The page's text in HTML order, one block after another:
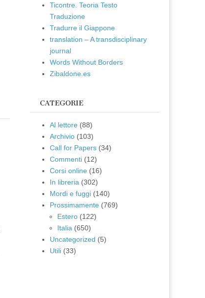
Ticontre. Teoria Testo
Traduzione
Tradurre il Giappone
translation – A transdisciplinary
journal
Words Without Borders
Zibaldone.es
CATEGORIE
Al lettore (88)
Archivio (103)
Call for Papers (34)
Commenti (12)
Corsi online (16)
In libreria (302)
Mordi e fuggi (140)
Prossimamente (769)
Estero (122)
Italia (650)
Uncategorized (5)
Utili (33)